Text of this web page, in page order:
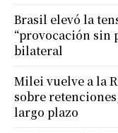
Brasil elevó la
“provocación sin
bilateral
Milei vuelve a la
sobre
largo plazo